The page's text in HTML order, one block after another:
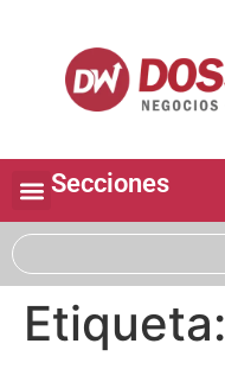
Secciones
Etiqueta: